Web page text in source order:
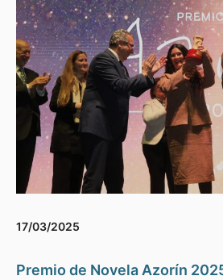
17/03/2025
Premio de Novela Azorín